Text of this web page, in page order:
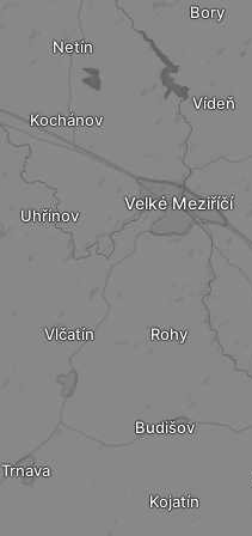
Vídeň
Bory
Velké Meziříčí
Rohy
Budišov
Kochánov
Netín
Vlčatín
Uhřínov
Kojatín
Trnava